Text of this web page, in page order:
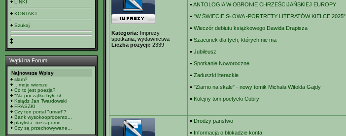
LINKI
KONTAKT
Szukaj
Wątki na Forum
Najnowsze Wpisy
slam?
...moje wiersze
Co to jest poezja?
"Na początku było sł...
Ksiądz Jan Twardowski
FRASZKI
Czy ten portal "umarł"?
Bank wysokooprocento...
playlista- niezapomn...
Czy są przechowywane...
Kategoria: Imprezy,
spotkania, wydawnictwa
Liczba pozycji: 2339
ANTOLOGIA W OBRONIE CHRZEŚCIJAŃSKIEJ EUROPY
"W ŚWIECIE SŁOWA -PORTRETY LITERATÓW KIELCE 2025"
Wieczór debiutu książkowego Dawida Drapisza
Szacunek dla tych, których nie ma
Jubileusz
Spotkanie Noworoczne
Zaduszki literackie
"Ziarno na skale" - nowy tomik Michała Witolda Gajdy
Kolejny tom poetycki Cobry!
Drodzy panstwo
Informacja o blokadzie konta